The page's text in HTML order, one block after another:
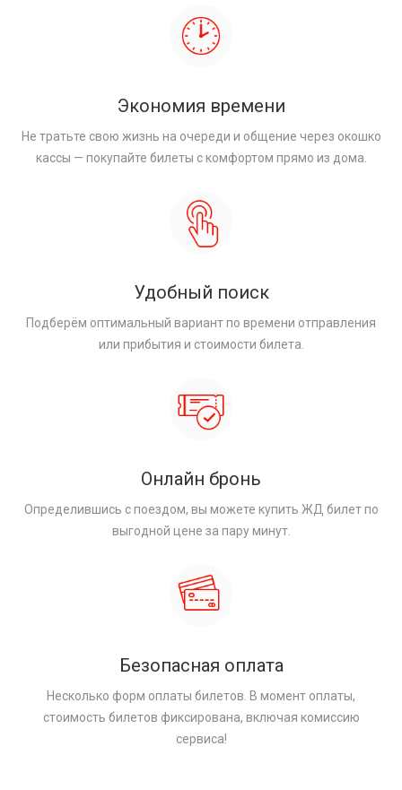
Экономия времени
Не тратьте свою жизнь на очереди и общение через окошко
кассы — покупайте билеты с комфортом прямо из дома.
Удобный поиск
Подберём оптимальный вариант по времени отправления
или прибытия и стоимости билета.
Онлайн бронь
Определившись с поездом, вы можете купить ЖД билет по
выгодной цене за пару минут.
Безопасная оплата
Несколько форм оплаты билетов. В момент оплаты,
стоимость билетов фиксирована, включая комиссию
сервиса!